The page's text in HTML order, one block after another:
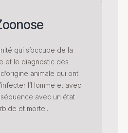
qui s’occupe de la
et le diagnostic des
animale qui ont
l’Homme et avec
avec un état
et mortel.